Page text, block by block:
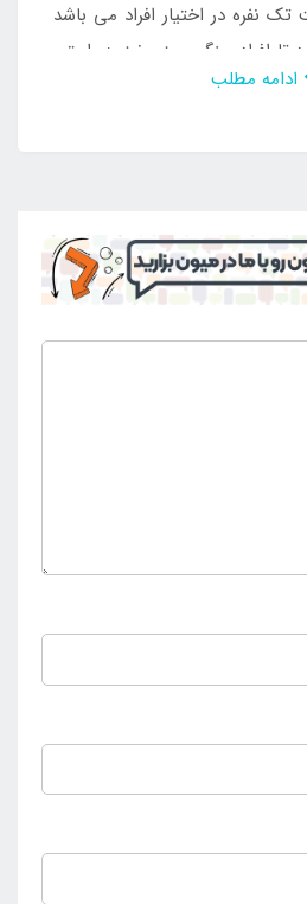
نفره در اختیار افراد می باشد
افراد سنگین وزن نیز به راحتی
ببرند و از وجود آن بهره مند
بزرگ می باشد تا بدون نیاز به
بتوان آن را راه اندازی نمود.
می باشد تا بدون نیاز به صرف
را مورد استفاده قرار داد و از آن
هزینه دیگر نمی باشد. با این